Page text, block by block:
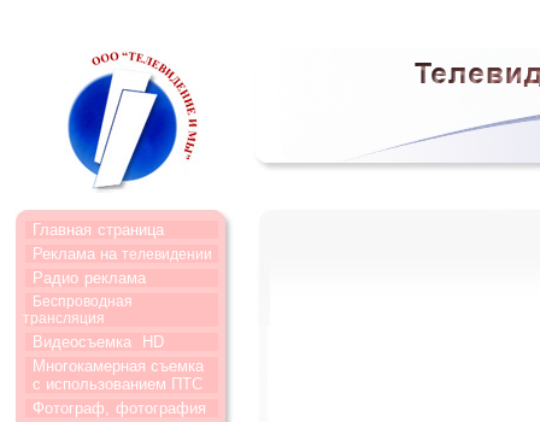
Главная страница
Реклама на телевидении
Радио реклама
Беспроводная
трансляция
Видеосъемка
HD
Многокамерная съемка
с использованием ПТС
Фотограф, фотография